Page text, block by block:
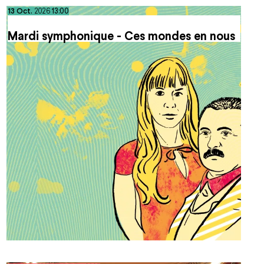
Mardi symphonique - Ces mondes en nous
13octobre
Oct. 202613:00